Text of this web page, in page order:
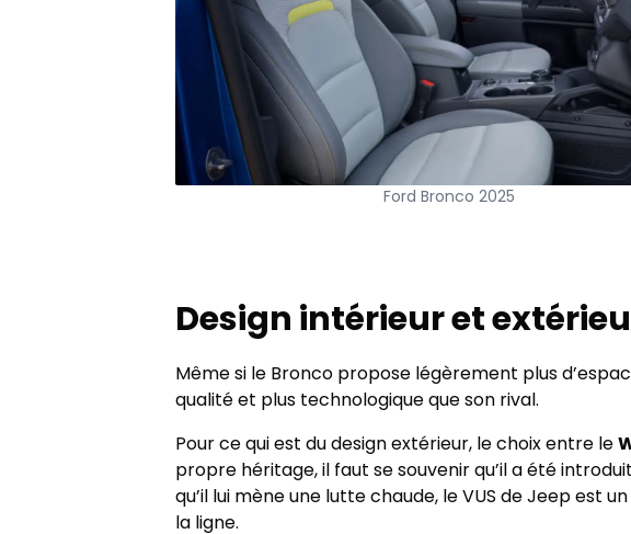
Ford Bronco 2025
Design intérieur et
Même si le Bronco propose légèrement plus
qualité et plus technologique que son rival.
Pour ce qui est du design extérieur, le choix entre le
propre héritage, il faut se souvenir qu’il a été
qu’il lui mène une lutte chaude, le VUS de Jeep
la ligne.